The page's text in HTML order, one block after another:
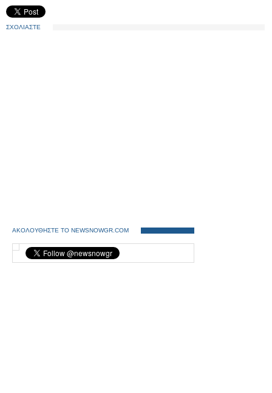
ΣΧΟΛΙΑΣΤΕ
ΑΚΟΛΟΥΘΗΣΤΕ ΤΟ NEWSNOWGR.COM